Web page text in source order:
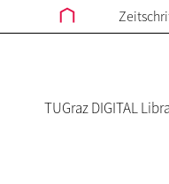
TUGraz DIGITAL